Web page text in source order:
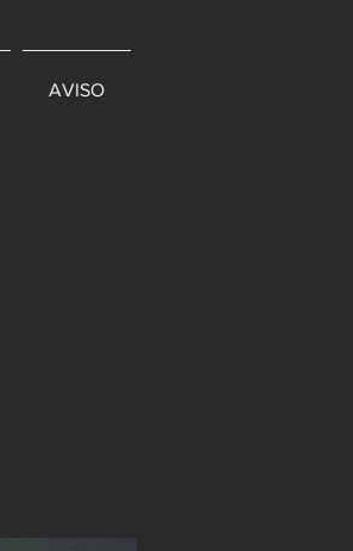
AVISO